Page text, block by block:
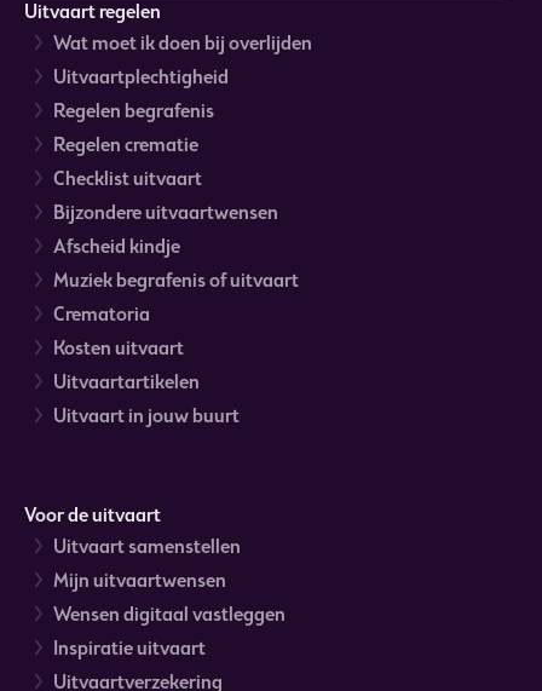
Uitvaart regelen
Wat moet ik doen bij overlijden
Uitvaartplechtigheid
Regelen begrafenis
Regelen crematie
Checklist uitvaart
Bijzondere uitvaartwensen
Afscheid kindje
Muziek begrafenis of uitvaart
Crematoria
Kosten uitvaart
Uitvaartartikelen
Uitvaart in jouw buurt
Voor de uitvaart
Uitvaart samenstellen
Mijn uitvaartwensen
Wensen digitaal vastleggen
Inspiratie uitvaart
Uitvaartverzekering